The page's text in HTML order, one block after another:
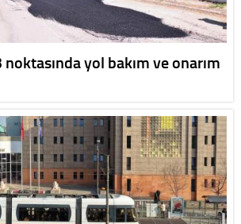
yol bakım ve onarım